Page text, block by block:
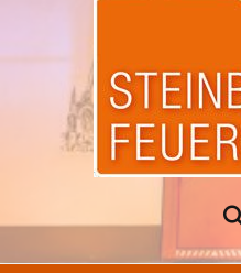
Seit 1877 für Ihren